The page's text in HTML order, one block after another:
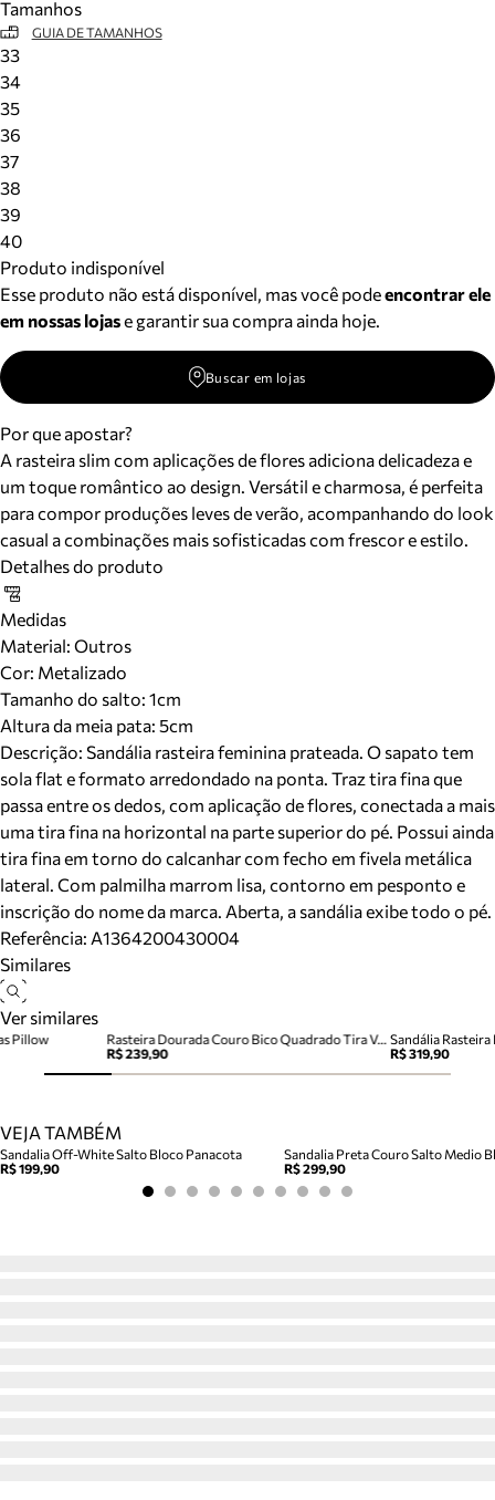
Tamanhos
GUIA DE TAMANHOS
33
34
35
36
37
38
39
40
Produto indisponível
Esse produto não está disponível, mas você podeencontrar ele
em nossas lojase garantir sua compra ainda hoje.
Buscar em lojas
Por que apostar?
A rasteira slim com aplicações de flores adiciona delicadeza e
um toque romântico ao design. Versátil e charmosa, é perfeita
para compor produções leves de verão, acompanhando do look
casual a combinações mais sofisticadas com frescor e estilo.
Detalhes do produto
Medidas
Material: Outros
Cor: Metalizado
Tamanho do salto: 1cm
Altura da meia pata: 5cm
Descrição: Sandália rasteira feminina prateada. O sapato tem
sola flat e formato arredondado na ponta. Traz tira fina que
passa entre os dedos, com aplicação de flores, conectada a mais
uma tira fina na horizontal na parte superior do pé. Possui ainda
tira fina em torno do calcanhar com fecho em fivela metálica
lateral. Com palmilha marrom lisa, contorno em pesponto e
inscrição do nome da marca. Aberta, a sandália exibe todo o pé.
Referência: A1364200430004
Similares
Ver similares
Rasteira Dourada Couro Bico Quadrado Tira Vazada
R$ 239,90
Sandália
R$ 319,90
Pillow
VEJA TAMBÉM
Sandalia Off-White Salto Bloco Panacota
R$ 199,90
Sandalia Preta Couro Salto Medio
R$ 299,90